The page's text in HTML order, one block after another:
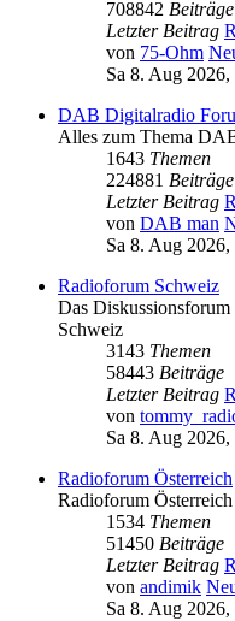
708842 Beiträge
Letzter Beitrag
von 75-Ohm
Sa 8. Aug 2026,
DAB Digitalradio
Alles zum Thema
1643 Themen
224881 Beiträge
Letzter Beitrag
von DAB man
Sa 8. Aug 2026,
Radioforum Schweiz
Das
Schweiz
3143 Themen
58443 Beiträge
Letzter Beitrag
von
Sa 8. Aug 2026,
Radioforum Österreich
Radioforum Österreich
1534 Themen
51450 Beiträge
Letzter Beitrag
von andimik
Sa 8. Aug 2026,